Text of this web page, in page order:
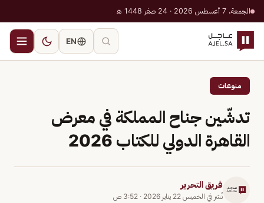
الجمعة، 7 أغسطس 2026 · 24 صفر 1448 هـ
EN
منوعات
تدشّين جناح المملكة في معرض
القاهرة الدولي للكتاب 2026
فريق التحرير
نُشر في الخميس 22 يناير 2026 · 3:52 ص